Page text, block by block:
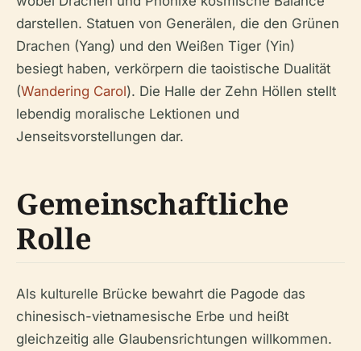
darstellen. Statuen von Generälen, die den Grünen
Drachen (Yang) und den Weißen Tiger (Yin)
besiegt haben, verkörpern die taoistische Dualität
(Wandering Carol). Die Halle der Zehn Höllen stellt
lebendig moralische Lektionen und
Jenseitsvorstellungen dar.
Gemeinschaftliche
Rolle
Als kulturelle Brücke bewahrt die Pagode das
chinesisch-vietnamesische Erbe und heißt
gleichzeitig alle Glaubensrichtungen willkommen.